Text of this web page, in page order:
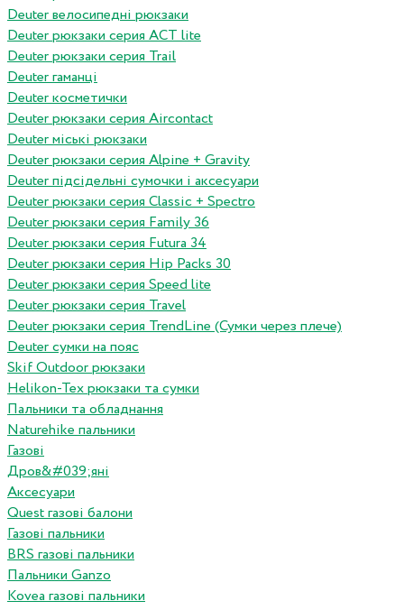
Deuter велосипедні рюкзаки
Deuter рюкзаки серия ACT lite
Deuter рюкзаки серия Trail
Deuter гаманці
Deuter косметички
Deuter рюкзаки серия Aircontact
Deuter міські рюкзаки
Deuter рюкзаки серия Alpine + Gravity
Deuter підсідельні сумочки і аксесуари
Deuter рюкзаки серия Classic + Spectro
Deuter рюкзаки серия Family 36
Deuter рюкзаки серия Futura 34
Deuter рюкзаки серия Hip Packs 30
Deuter рюкзаки серия Speed lite
Deuter рюкзаки серия Travel
Deuter рюкзаки серия TrendLine (Сумки через плече)
Deuter сумки на пояс
Skif Outdoor рюкзаки
Helikon-Tex рюкзаки та сумки
Пальники та обладнання
Naturehike пальники
Газові
Дров&#039;яні
Аксесуари
Quest газові балони
Газові пальники
BRS газові пальники
Пальники Ganzo
Kovea газові пальники